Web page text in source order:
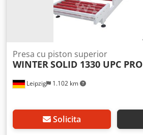
Leipzig 1.102 km
Presa cu piston superior
WINTERSOLID 1330 UPC PRO
Solicita